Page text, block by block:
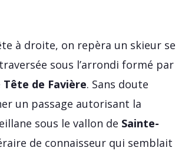
à droite, on repèra un skieur se
sous l’arrondi formé par
Tête de Favière. Sans doute
un passage autorisant la
sous le vallon de Sainte-
de connaisseur qui semblait